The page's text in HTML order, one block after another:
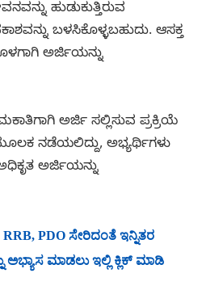
ಹುಡುಕುತ್ತಿರುವ
ಬಳಸಿಕೊಳ್ಳಬಹುದು. ಆಸಕ್ತ
ಅರ್ಜಿಯನ್ನು
ಸಲ್ಲಿಸುವ ಪ್ರಕ್ರಿಯೆ
ನಡೆಯಲಿದ್ದು, ಅಭ್ಯರ್ಥಿಗಳು
ಅರ್ಜಿಯನ್ನು
PDO ಸೇರಿದಂತೆ ಇನ್ನಿತರ
ಅಭ್ಯಾಸ ಮಾಡಲು ಇಲ್ಲಿ ಕ್ಲಿಕ್ ಮಾಡಿ